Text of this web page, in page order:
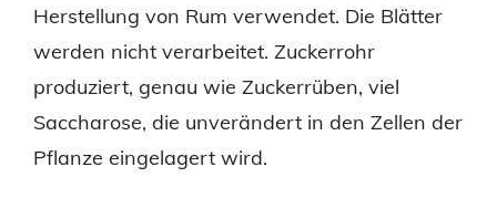
Herstellung von Rum verwendet. Die Blätter
werden nicht verarbeitet. Zuckerrohr
produziert, genau wie Zuckerrüben, viel
Saccharose, die unverändert in den Zellen der
Pflanze eingelagert wird.